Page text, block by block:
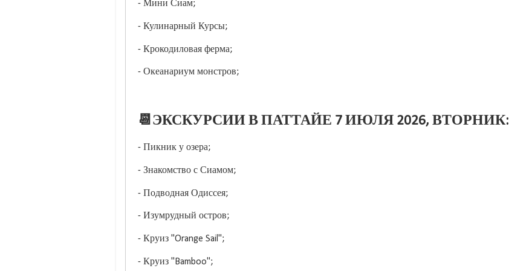
- Мини Сиам;
- Кулинарный Курсы;
- Крокодиловая ферма;
- Океанариум монстров;
📆ЭКСКУРСИИ В ПАТТАЙЕ 7 ИЮЛЯ 2026, ВТОРНИК:
- Пикник у озера;
- Знакомство с Сиамом;
- Подводная Одиссея;
- Изумрудный остров;
- Круиз "Orange Sail";
- Круиз "Bamboo";